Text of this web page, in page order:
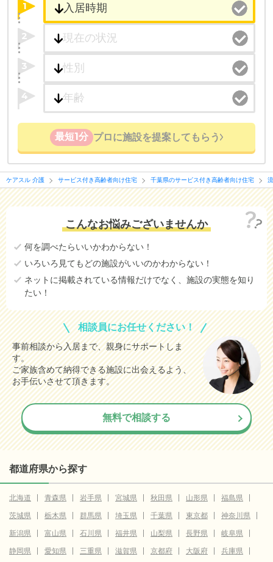
1
2
3
4
最短1分 プロに施設を提案してもらう
ケアスル 介護 サービス付き高齢者向け住宅 千葉県のサービス付き高齢者向け住宅
こんなお悩みございませんか
何を調べたらいいかわからない！
いろいろ見てもどの施設がいいのかわからない！
ネットに掲載されている情報だけでなく、施設の実態を知り
たい！
相談員にお任せください！
事前相談から入居まで、親身にサポートしま
す。
ご家族含めて納得できる施設に出会えるよう、
お手伝いさせて頂きます。
無料で相談する
都道府県から探す
北海道 青森県 岩手県 宮城県 秋田県 山形県
福島県
茨城県
栃木県 群馬県 埼玉県 千葉県 東京都
神奈川県
新潟県
富山県 石川県 福井県 山梨県 長野県
岐阜県
静岡県
愛知県 三重県 滋賀県 京都府 大阪府
兵庫県